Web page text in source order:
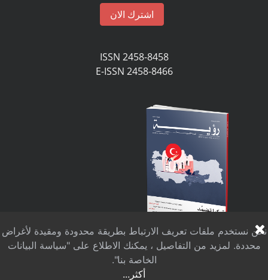
اشترك الان
ISSN 2458-8458
E-ISSN 2458-8466
نحن نستخدم ملفات تعريف الارتباط بطريقة محدودة ومقيدة لأغراض
محددة. لمزيد من التفاصيل ، يمكنك الاطلاع على "سياسة البيانات
الخاصة بنا".
أكثر...